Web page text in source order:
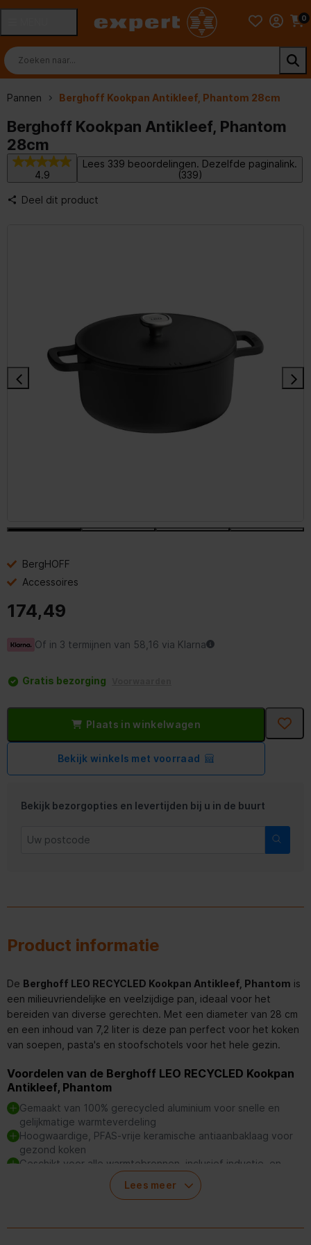
0
Pannen Berghoff Kookpan Antikleef, Phantom 28cm
Berghoff Kookpan Antikleef, Phantom
28cm
4.9
Lees 339 beoordelingen. Dezelfde paginalink.
(339)
Deel dit product
BergHOFF
Accessoires
174,49
Of in 3 termijnen van 58,16 via Klarna
Gratis bezorging
Plaats in winkelwagen
Bekijk winkels met voorraad
Bekijk bezorgopties en levertijden bij u in de buurt
Product informatie
De Berghoff LEO RECYCLED Kookpan Antikleef, Phantom is
een milieuvriendelijke en veelzijdige pan, ideaal voor het
bereiden van diverse gerechten. Met een diameter van 28 cm
en een inhoud van 7,2 liter is deze pan perfect voor het koken
van soepen, pasta's en stoofschotels voor het hele gezin.
Voordelen van de Berghoff LEO RECYCLED Kookpan
Antikleef, Phantom
Gemaakt van 100% gerecycled aluminium voor snelle en
gelijkmatige warmteverdeling
Hoogwaardige, PFAS-vrije keramische antiaanbaklaag voor
gezond koken
Geschikt voor alle warmtebronnen, inclusief inductie, en
ovenbestendig tot 230°C (zonder siliconenhulzen)
Duurzaam en efficiënt materiaal
Lees meer